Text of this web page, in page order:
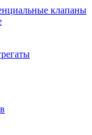
клапаны